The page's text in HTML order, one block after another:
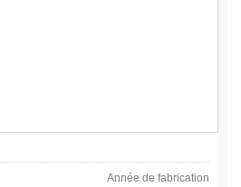
Année de fabrication